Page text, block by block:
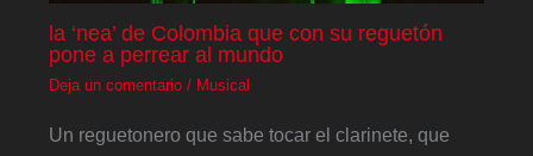
la ‘nea’ de Colombia que con su reguetón
pone a perrear al mundo
Deja un comentario / Musical
Un reguetonero que sabe tocar el clarinete, que